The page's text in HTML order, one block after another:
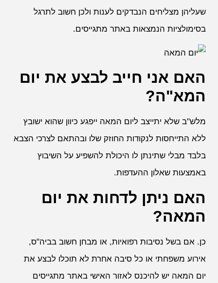
שעליהן מצליחים הנבדקים לענות ולכן חשוב לתרגל
בסימולציות הנמצאות באתר מתגייסים.
האם אני חייב לבצע את יום
המא"ה?
מלש"ב שלא יתייצב ליום המאה ייפגע כיוון שהוא ישובץ
ללא התייחסות לנקודות החוזק שלו ובהתאם לצרכי הצבא
בלבד מבלי שתינתן לו היכולת להשפיע על השיבוץ
באמצעות שאלון ההעדפות.
האם ניתן לדחות את יום
המאה?
כן. אם בשל נסיבות רפואיות, או מבחן חשוב בביה"ס,
אירוע משפחתי או כל סיבה אחרת לא תוכלו לבצע את
יום המאה יש להיכנס לאזור האישי באתר מתגייסים